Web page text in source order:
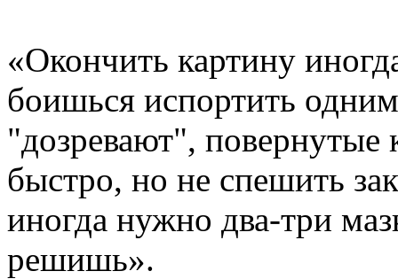
«Окончить картину
боишься испортить
"дозревают", повернутые
быстро, но не спешить
иногда нужно два-три
решишь».